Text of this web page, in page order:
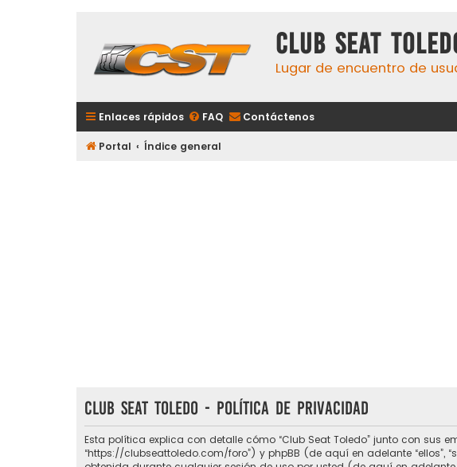
Club Seat
Lugar de encuentro de
Enlaces rápidos FAQ Contáctenos
Portal Índice general
Club Seat Toledo - Política de privacidad
Esta política explica con detalle cómo “Club Seat Toledo” junto con sus
“https://clubseattoledo.com/foro”) y phpBB (de aquí en adelante “ellos”,